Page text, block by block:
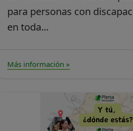
para personas con
en toda...
Más información »